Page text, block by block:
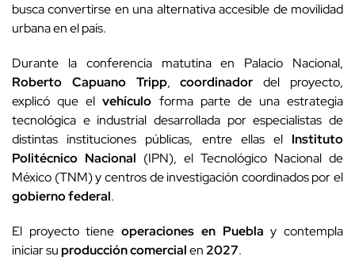
busca convertirse en una alternativa accesible de movilidad
urbana en el país.
Durante la conferencia matutina en Palacio Nacional,
Roberto Capuano Tripp,coordinador del proyecto,
explicó que elvehículo forma parte de una estrategia
tecnológica e industrial desarrollada por especialistas de
distintas instituciones públicas, entre ellas el Instituto
Politécnico Nacional (IPN), el Tecnológico Nacional de
México (TNM) y centros de investigación coordinados por el
gobierno federal.
El proyecto tieneoperaciones en Puebla y contempla
iniciar suproducción comercialen 2027.